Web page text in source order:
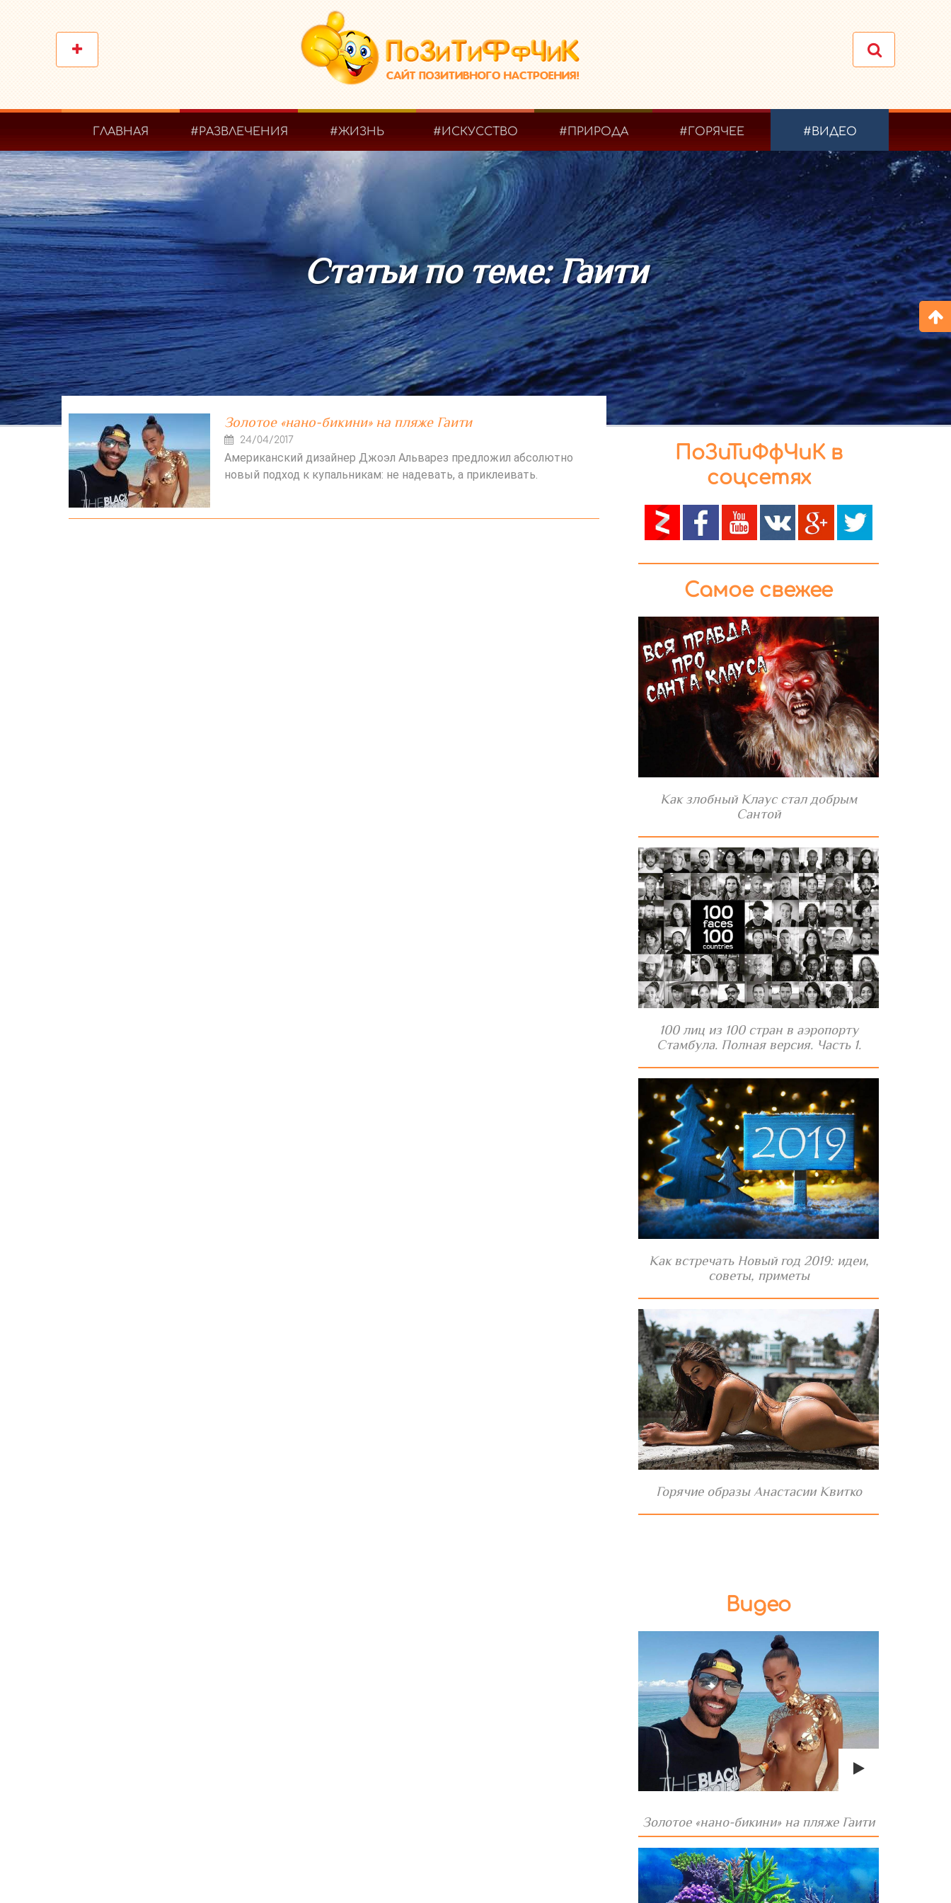
ГЛАВНАЯ #РАЗВЛЕЧЕНИЯ #ЖИЗНЬ #ИСКУССТВО #ПРИРОДА #ГОРЯЧЕЕ #ВИДЕО
Статьи по теме: Гаити
Золотое «нано-бикини» на пляже Гаити
24/04/2017
Американский дизайнер Джоэл Альварез предложил абсолютно
новый подход к купальникам: не надевать, а приклеивать.
ПоЗиТиФфЧиК в
соцсетях
Самое свежее
Как злобный Клаус стал добрым
Сантой
100 лиц из 100 стран в аэропорту
Стамбула. Полная версия. Часть 1.
Как встречать Новый год 2019: идеи,
советы, приметы
Горячие образы Анастасии Квитко
Видео
Золотое «нано-бикини» на пляже Гаити